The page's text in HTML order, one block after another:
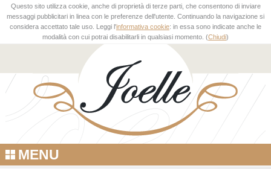
Questo sito utilizza cookie, anche di proprietà di terze parti, che consentono di inviare
messaggi pubblicitari in linea con le preferenze dell'utente. Continuando la navigazione si
considera accettato tale uso. Leggi l'informativa cookie: in essa sono indicate anche le
modalità con cui potrai disabilitarli in qualsiasi momento. (Chiudi)
MENU